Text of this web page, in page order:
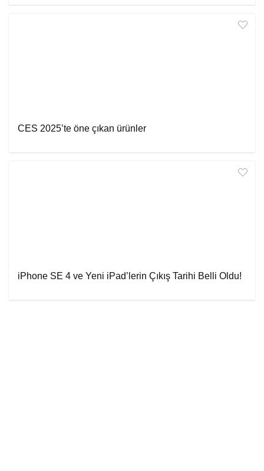
CES 2025’te öne çıkan ürünler
iPhone SE 4 ve Yeni iPad’lerin Çıkış Tarihi Belli Oldu!